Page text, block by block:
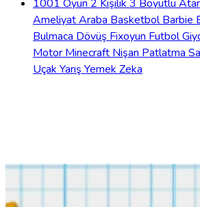
1001 Oyun 2 Kişilik 3 Boyutlu
AmeliyatAraba BasketbolBarbie
Bulmaca Dövüş Fixoyun Futbol
Motor Minecraft Nişan Patlatma
Uçak Yarış Yemek Zeka